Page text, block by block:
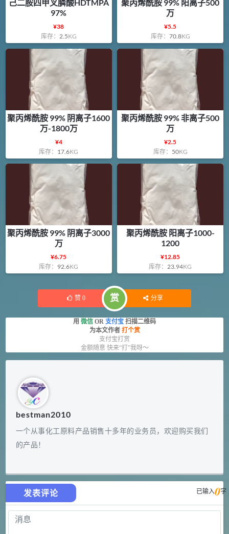
己二胺四甲叉膦酸HDTMPA
97%
¥38
库存： 2.5KG
聚丙烯酰胺 99% 阳离子500
万
¥5.5
库存： 70.8KG
聚丙烯酰胺 99% 阴离子1600
万-1800万
¥4
库存： 17.6KG
聚丙烯酰胺 99% 非离子500
万
¥2.5
库存： 50KG
聚丙烯酰胺 99% 阴离子3000
万
¥6.75
库存： 92.6KG
聚丙烯酰胺 阳离子1000-
1200
¥12.85
库存：23.94KG
赞 0 赏 分享
用 微信 OR 支付宝 扫描二维码
为本文作者 打个赏
支付宝打赏
金额随意 快来“打”我呀～
bestman2010
一个从事化工原料产品销售十多年的业务员，欢迎购买我们
的产品！
发表评论 已输入0字